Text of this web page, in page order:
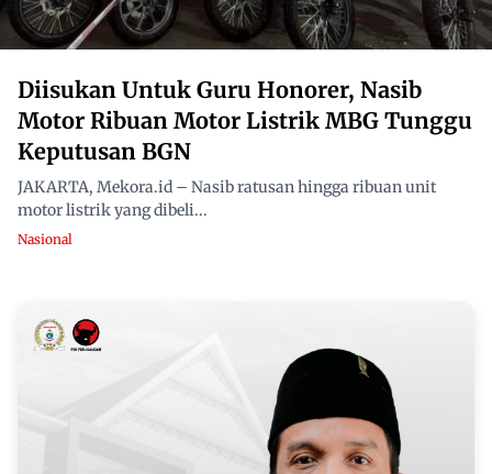
Diisukan Untuk Guru Honorer, Nasib
Motor Ribuan Motor Listrik MBG Tunggu
Keputusan BGN
JAKARTA, Mekora.id – Nasib ratusan hingga ribuan unit
motor listrik yang dibeli...
Nasional